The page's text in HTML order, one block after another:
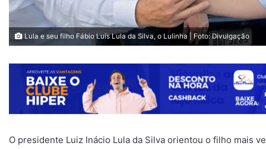
Lula e seu filho Fábio Luís Lula da Silva, o Lulinha | Foto: Divulgação
O presidente Luiz Inácio Lula da Silva orientou o filho mais